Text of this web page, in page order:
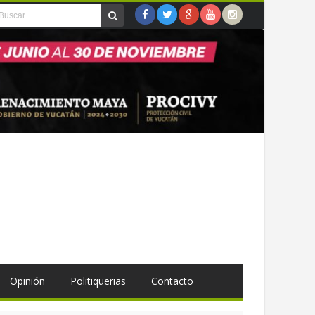
Opinión Politiquerias Contacto